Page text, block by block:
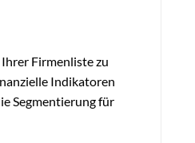
Firmenliste zu
Indikatoren
Segmentierung für